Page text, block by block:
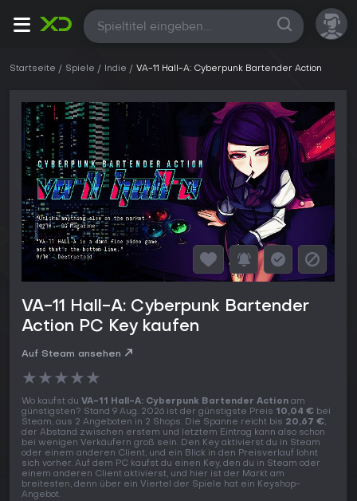
Alle
Startseite Spiele Indie VA-11 Hall-A: Cyberpunk Bartender Action
VA-11 Hall-A: Cyberpunk Bartender
Action PC Key kaufen
Auf Steam ansehen
★★★★★
Wo kaufst du VA-11 Hall-A: Cyberpunk Bartender Action am
günstigsten? Stand 9 Aug. 2026 ist der günstigste Preis 10,04 € bei
Steam, aus 2 Angeboten in 2 Shops. Die Spanne reicht bis 20,67 €,
der Abstand zwischen erstem und letztem Eintrag kann also schon
bei wenigen Verkäufern groß sein. Den Key aktivierst du in Steam
oder einem anderen Client, und ein Blick in den Preisverlauf lohnt
sich vorher. Auf dem PC kaufst du einen Key, den du in Steam oder
einem anderen Client aktivierst, und hier ist der Markt am
breitesten, denn über ein Viertel der Spiele hat ein Keyshop-
Angebot.